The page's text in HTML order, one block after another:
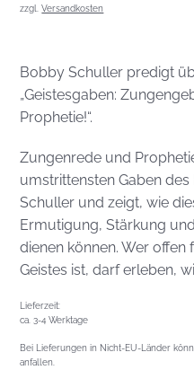
zzgl.Versandkosten
Bobby Schuller predigt
„Geistesgaben:
Prophetie!“.
Zungenrede und
umstrittensten Gaben
Schuller und zeigt, wie
Ermutigung, Stärkung
dienen können. Wer
Geistes ist, darf erleben,
Lieferzeit:
ca. 3-4 Werktage
Bei Lieferungen in Nicht-EU-Länder
anfallen.